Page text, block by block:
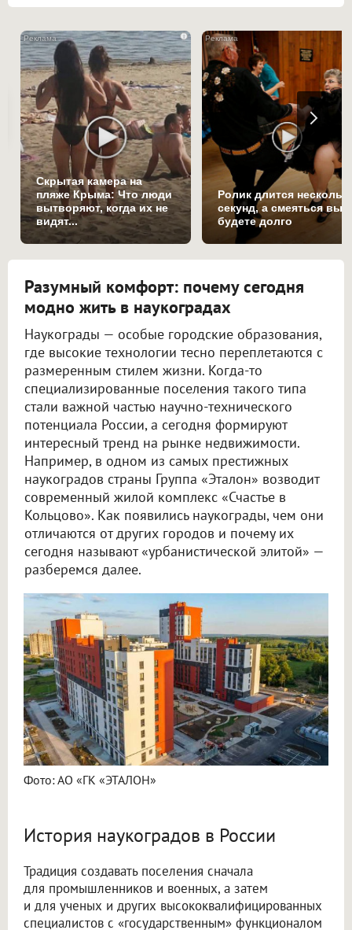
i
Скрытая камера на
пляже Крыма: Что люди
вытворяют, когда их не
видят...
Ролик длится
секунд, а смеяться вы
будете долго
Разумный комфорт: почему сегодня
модно жить в наукоградах
Наукограды — особые городские образования,
где высокие технологии тесно переплетаются с
размеренным стилем жизни. Когда-то
специализированные поселения такого типа
стали важной частью научно-технического
потенциала России, а сегодня формируют
интересный тренд на рынке недвижимости.
Например, в одном из самых престижных
наукоградов страны Группа «Эталон» возводит
современный жилой комплекс «Счастье в
Кольцово». Как появились наукограды, чем они
отличаются от других городов и почему их
сегодня называют «урбанистической элитой» —
разберемся далее.
Фото: АО «ГК «ЭТАЛОН»
История наукоградов в России
Традиция создавать поселения сначала
для промышленников и военных, а затем
и для ученых и других высококвалифицированных
специалистов с «государственным» функционалом